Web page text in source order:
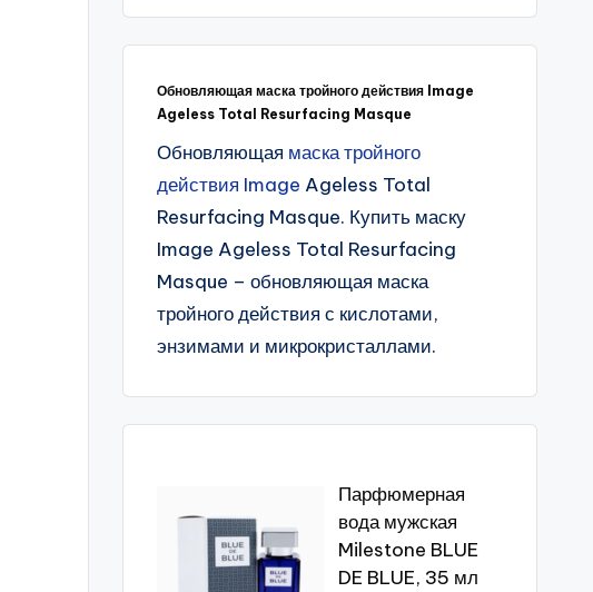
Обновляющая маска тройного действия Image
Ageless Total Resurfacing Masque
Обновляющая маска тройного
действия Image Ageless Total
Resurfacing Masque. Купить маску
Image Ageless Total Resurfacing
Masque – обновляющая маска
тройного действия с кислотами,
энзимами и микрокристаллами.
Парфюмерная
вода мужская
Milestone BLUE
DE BLUE, 35 мл